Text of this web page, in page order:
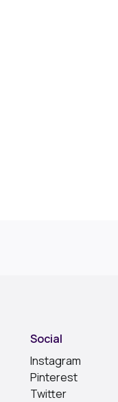
Social
Instagram
Pinterest
Twitter